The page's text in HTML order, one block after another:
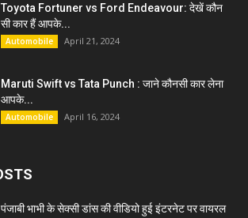
Toyota Fortuner vs Ford Endeavour: देखें कौन
सी कार हैं आपके...
Automobile April 21, 2024
Maruti Swift vs Tata Punch : जाने कौनसी कार लेना
आपके...
Automobile April 16, 2024
पंजाबी भाभी के सेक्सी डांस की वीडियो हुई इंटरनेट पर वायरल